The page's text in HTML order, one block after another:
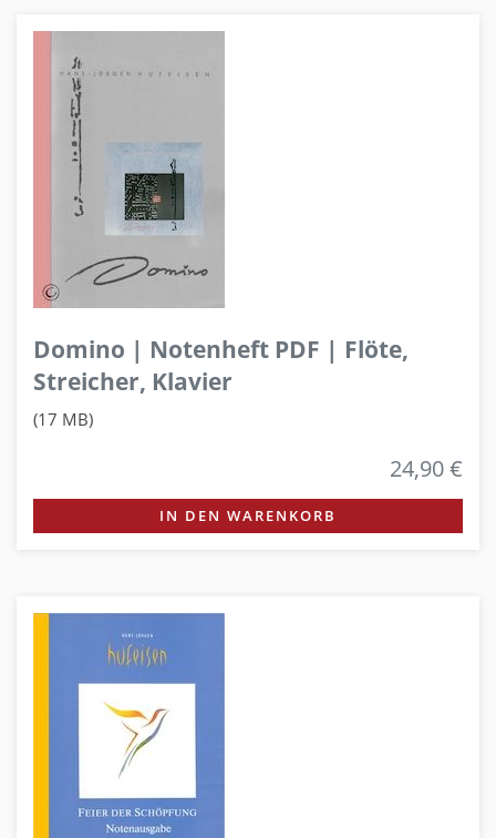
Domino | Notenheft PDF | Flöte,
Streicher, Klavier
(17 MB)
24,90 €
IN DEN WARENKORB